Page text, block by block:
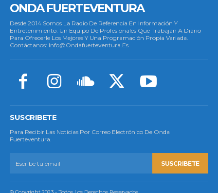
ONDA FUERTEVENTURA
Desde 2014 Somos La Radio De Referencia En Información Y
Entretenimiento. Un Equipo De Profesionales Que Trabajan A Diario
Para Ofrecerle Los Mejores Y Una Programación Propia Variada.
Contáctanos: Info@ondafuerteventura.es
SUSCRIBETE
Para Recibir Las Noticias Por Correo Electrónico De Onda
Fuerteventura.
SUSCRIBETE